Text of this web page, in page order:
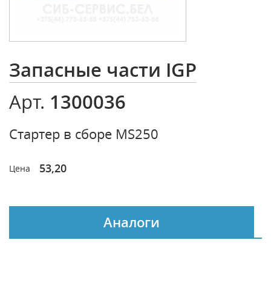
Запасные части IGP
Арт. 1300036
Стартер в сборе MS250
Цена 53,20
Аналоги